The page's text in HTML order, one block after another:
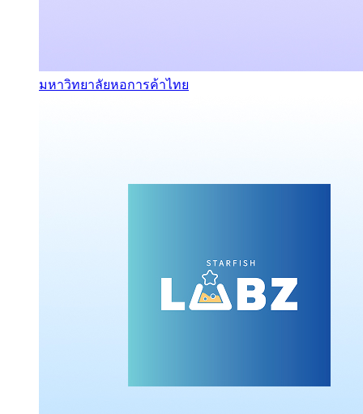
มหาวิทยาลัยหอการค้าไทย